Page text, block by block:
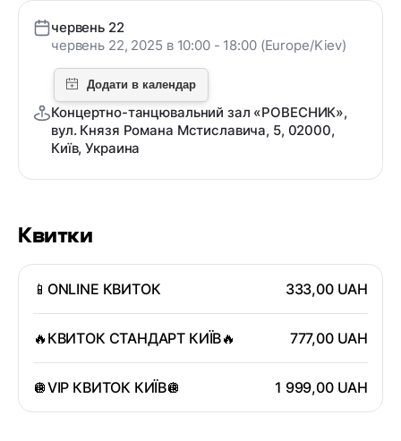
Квитки
📱ONLINE КВИТОК 333,00 UAH
🔥КВИТОК СТАНДАРТ КИЇВ🔥 777,00 UAH
🪩VIP КВИТОК КИЇВ🪩 1 999,00 UAH
червень 22
червень 22, 2025 в 10:00 - 18:00 (Europe/Kiev)
Концертно-танцювальний зал «РОВЕСНИК»,
вул. Князя Романа Мстиславича, 5, 02000,
Київ, Украина